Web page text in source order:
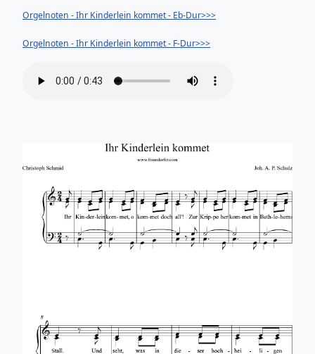
Orgelnoten - Ihr Kinderlein kommet - Eb-Dur>>>
Orgelnoten - Ihr Kinderlein kommet - F-Dur>>>